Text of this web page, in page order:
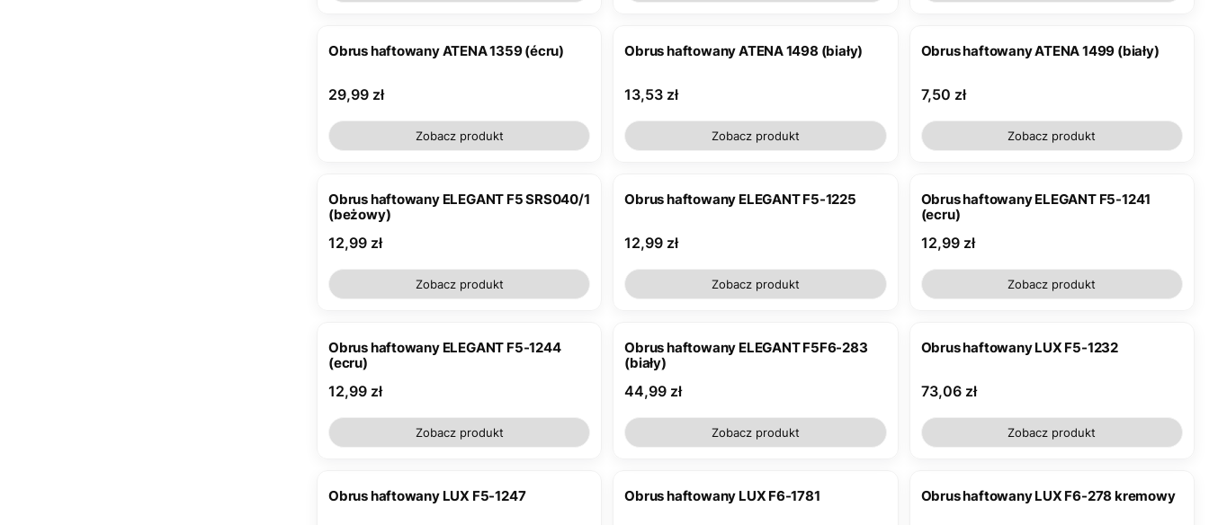
Obrus haftowany ATENA 1359 (écru)
Cena
29,99 zł
Zobacz produkt
Obrus haftowany ATENA 1498 (biały)
Cena
13,53 zł
Zobacz produkt
Obrus haftowany ATENA 1499 (biały)
Cena
7,50 zł
Zobacz produkt
Obrus haftowany ELEGANT F5 SRS040/1
(beżowy)
Cena
12,99 zł
Zobacz produkt
Obrus haftowany ELEGANT F5-1225
Cena
12,99 zł
Zobacz produkt
Obrus haftowany ELEGANT F5-1241
(ecru)
Cena
12,99 zł
Zobacz produkt
Obrus haftowany ELEGANT F5-1244
(ecru)
Cena
12,99 zł
Zobacz produkt
Obrus haftowany ELEGANT F5F6-283
(biały)
Cena
44,99 zł
Zobacz produkt
Obrus haftowany LUX F5-1232
Cena
73,06 zł
Zobacz produkt
Obrus haftowany LUX F5-1247 Obrus haftowany LUX F6-1781 Obrus haftowany LUX F6-278 kremowy